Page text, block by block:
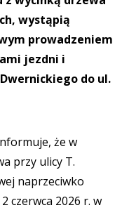
wystąpią
prowadzeniem
jezdni i
do ul.
że w
przy ulicy T.
naprzeciwko
czerwca 2026 r. w